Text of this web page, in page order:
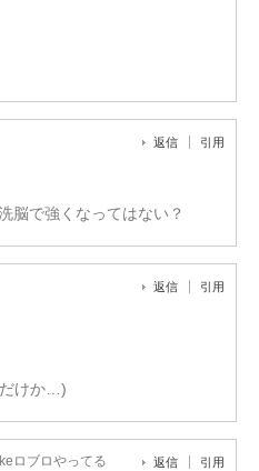
返信 引用
脳で強くなってはない？
返信 引用
けか…)
ロブロやってる 返信 引用